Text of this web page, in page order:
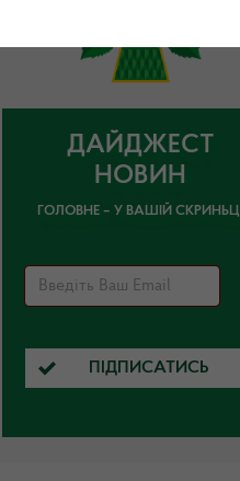
ДАЙДЖЕСТ
НОВИН
ГОЛОВНЕ – У ВАШІЙ СКРИНЬЦІ
ПІДПИСАТИСЬ